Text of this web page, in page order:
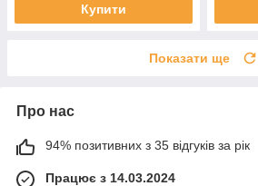
Купити
Показати ще
Про нас
94% позитивних з 35 відгуків за рік
Працює з 14.03.2024